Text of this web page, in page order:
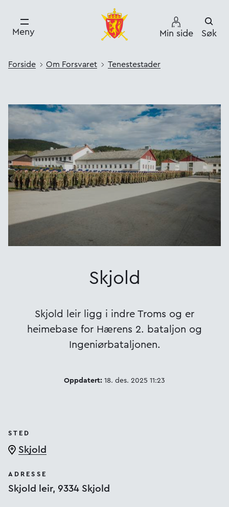
Meny Min side Søk
Forside Om Forsvaret Tenestestader
Skjold
Skjold leir ligg i indre Troms og er
heimebase for Hærens 2. bataljon og
Ingeniørbataljonen.
Oppdatert: 18. des. 2025 11:23
STED
Skjold
ADRESSE
Skjold leir, 9334 Skjold